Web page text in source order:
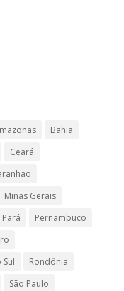
Bahia
Ceará
Minas Gerais
Pará
Pernambuco
Rondônia
São Paulo